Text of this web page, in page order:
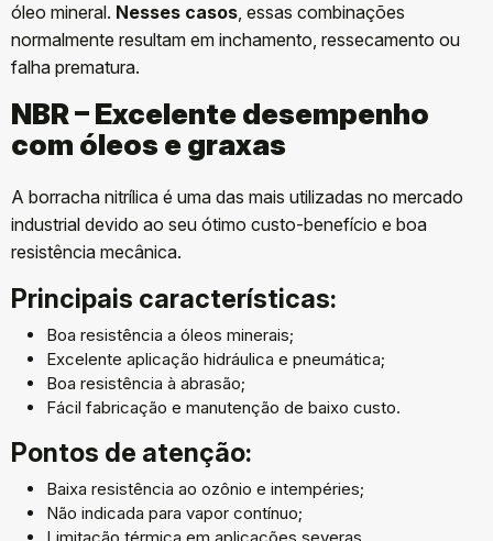
óleo mineral. Nesses casos, essas combinações
normalmente resultam em inchamento, ressecamento ou
falha prematura.
NBR – Excelente desempenho
com óleos e graxas
A borracha nitrílica é uma das mais utilizadas no mercado
industrial devido ao seu ótimo custo-benefício e boa
resistência mecânica.
Principais características:
Boa resistência a óleos minerais;
Excelente aplicação hidráulica e pneumática;
Boa resistência à abrasão;
Fácil fabricação e manutenção de baixo custo.
Pontos de atenção:
Baixa resistência ao ozônio e intempéries;
Não indicada para vapor contínuo;